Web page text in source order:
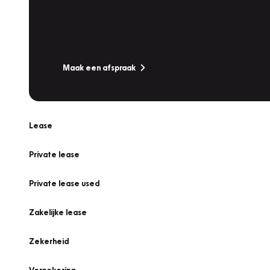
Maak een afspraak
Lease
Private lease
Private lease used
Zakelijke lease
Zekerheid